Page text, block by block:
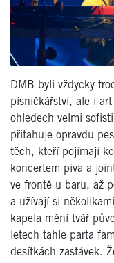
DMB byli vždycky
písničkářství, ale i
ohledech velmi
přitahuje opravdu
těch, kteří pojímají
koncertem piva a
ve frontě u baru, až
a užívají si
kapela mění tvář
letech tahle parta
desítkách zastávek.